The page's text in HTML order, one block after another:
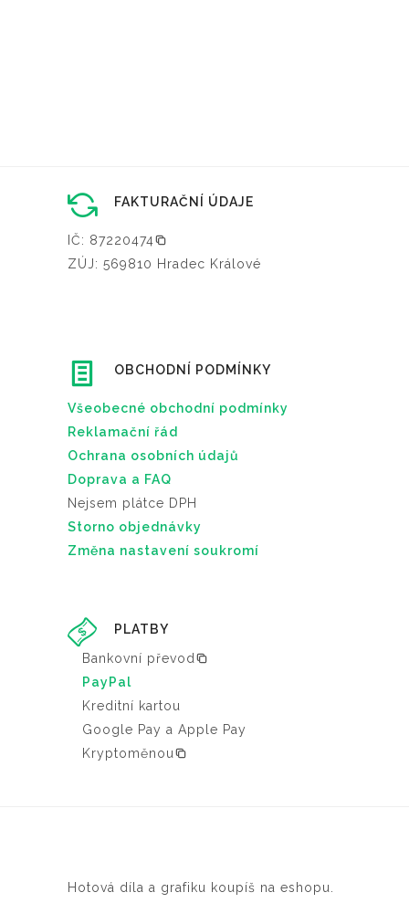
FAKTURAČNÍ ÚDAJE
IČ: 87220474
ZÚJ: 569810 Hradec Králové
OBCHODNÍ PODMÍNKY
Všeobecné obchodní podmínky
Reklamační řád
Ochrana osobních údajů
Doprava a FAQ
Nejsem plátce DPH
Storno objednávky
Změna nastavení soukromí
PLATBY
Bankovní převod
PayPal
Kreditní kartou
Google Pay a Apple Pay
Kryptoměnou
Hotová díla a grafiku koupíš na eshopu.